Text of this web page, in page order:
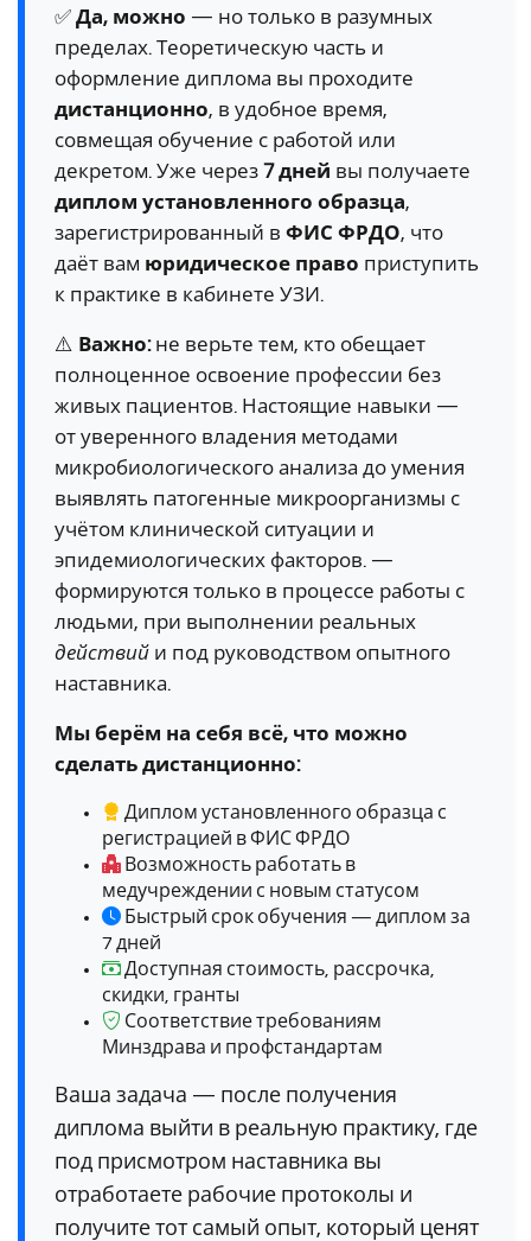
✅ Да, можно — но только в разумных
пределах. Теоретическую часть и
оформление диплома вы проходите
дистанционно, в удобное время,
совмещая обучение с работой или
декретом. Уже через 7 дней вы получаете
диплом установленного образца,
зарегистрированный в ФИС ФРДО, что
даёт вам юридическое право приступить
к практике в кабинете УЗИ.
⚠️ Важно:не верьте тем, кто обещает
полноценное освоение профессии без
живых пациентов. Настоящие навыки —
от уверенного владения методами
микробиологического анализа до умения
выявлять патогенные микроорганизмы с
учётом клинической ситуации и
эпидемиологических факторов. —
формируются только в процессе работы с
людьми, при выполнении реальных
действий и под руководством опытного
наставника.
Мы берём на себя всё, что можно
сделать дистанционно:
Диплом установленного образца с
регистрацией в ФИС ФРДО
Возможность работать в
медучреждении с новым статусом
Быстрый срок обучения — диплом за
7 дней
Доступная стоимость, рассрочка,
скидки, гранты
Соответствие требованиям
Минздрава и профстандартам
Ваша задача — после получения
диплома выйти в реальную практику, где
под присмотром наставника вы
отработаете рабочие протоколы и
получите тот самый опыт, который ценят